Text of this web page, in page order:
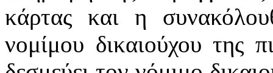
κάρτας και η
νομίμου δικαιούχου της